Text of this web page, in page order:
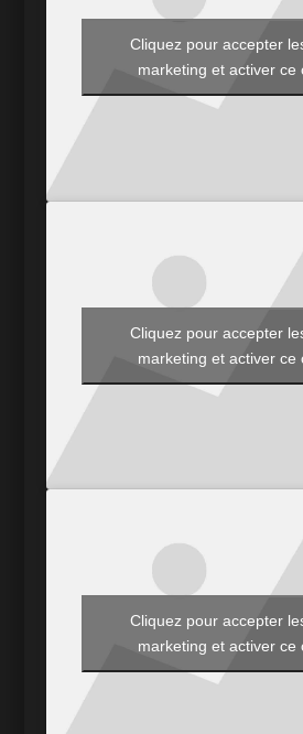
Cliquez pour accepter
marketing et activer ce
Cliquez pour accepter
marketing et activer ce
Cliquez pour accepter
marketing et activer ce